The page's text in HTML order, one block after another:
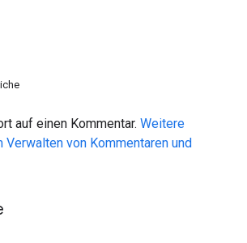
auf einen Kommentar. Weitere
Verwalten von Kommentaren und